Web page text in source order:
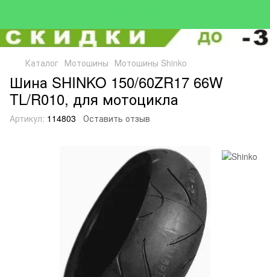
Каталог Мотошины Мотошины Shinko
Шина SHINKO 150/60ZR17 66W
TL/R010, для мотоцикла
Артикул: 114803 Оставить отзыв